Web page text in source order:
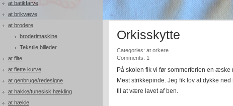
at batikfarve
at brikvæve
at brodere
broderimaskine
Tekstile billeder
at filte
at flette kurve
at genbruge/redesigne
at hakke/tunesisk hækling
at hækle
Orkisskytte
Categories: at orkere
Comments: 1
På skolen fik vi før sommerferien en
Mest strikkepinde. Jeg fik lov at dykke
til at være lavet af ben.